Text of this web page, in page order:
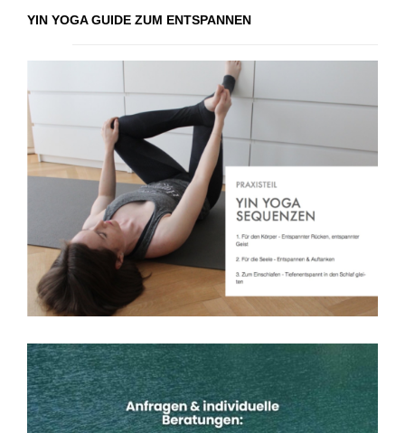
YIN YOGA GUIDE ZUM ENTSPANNEN